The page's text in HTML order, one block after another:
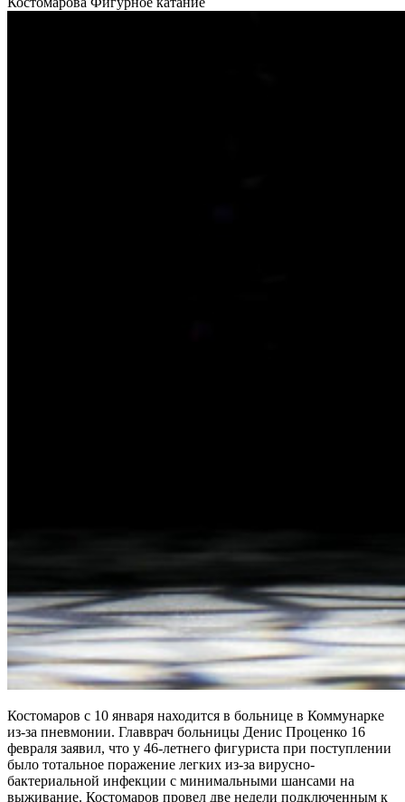
Костомаров с 10 января находится в больнице в Коммунарке
из-за пневмонии. Главврач больницы Денис Проценко 16
февраля заявил, что у 46-летнего фигуриста при поступлении
было тотальное поражение легких из-за вирусно-
бактериальной инфекции с минимальными шансами на
выживание. Костомаров провел две недели подключенным к